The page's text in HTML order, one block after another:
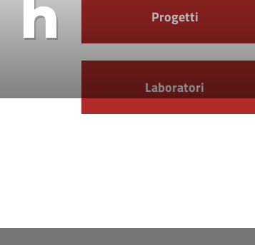
h Progetti
Laboratori